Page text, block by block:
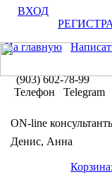
ВХОД
На главную
(903) 602-78-99
Телефон Telegram
ON-line
Денис, Анна